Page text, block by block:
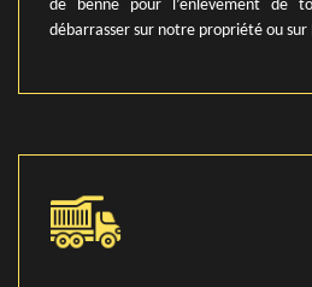
de benne pour l’enlèvement de
débarrasser sur notre propriété ou sur